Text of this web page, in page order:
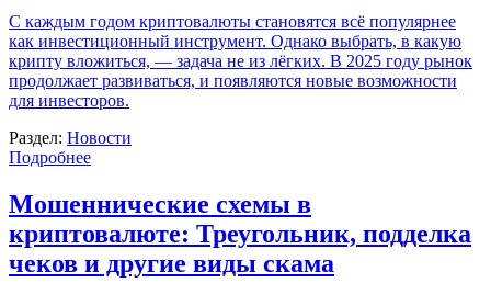
С каждым годом криптовалюты становятся всё популярнее
как инвестиционный инструмент. Однако выбрать, в какую
крипту вложиться, — задача не из лёгких. В 2025 году рынок
продолжает развиваться, и появляются новые возможности
для инвесторов.
Раздел: Новости
Подробнее
Мошеннические схемы в
криптовалюте: Треугольник, подделка
чеков и другие виды скама